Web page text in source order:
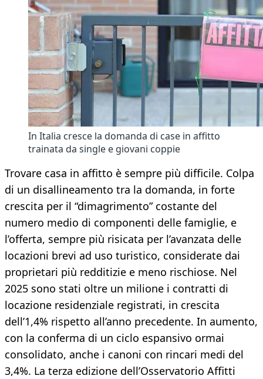
In Italia cresce la domanda di case in affitto
trainata da single e giovani coppie
Trovare casa in affitto è sempre più difficile. Colpa
di un disallineamento tra la domanda, in forte
crescita per il “dimagrimento” costante del
numero medio di componenti delle famiglie, e
l’offerta, sempre più risicata per l’avanzata delle
locazioni brevi ad uso turistico, considerate dai
proprietari più redditizie e meno rischiose. Nel
2025 sono stati oltre un milione i contratti di
locazione residenziale registrati, in crescita
dell’1,4% rispetto all’anno precedente. In aumento,
con la conferma di un ciclo espansivo ormai
consolidato, anche i canoni con rincari medi del
3,4%. La terza edizione dell’Osservatorio Affitti